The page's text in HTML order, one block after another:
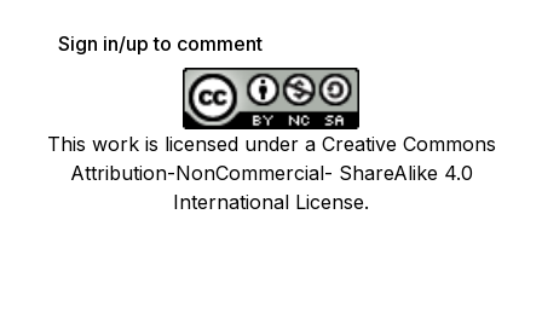
Sign in/up to comment
This work is licensed under a Creative Commons
Attribution-NonCommercial- ShareAlike 4.0
International License.